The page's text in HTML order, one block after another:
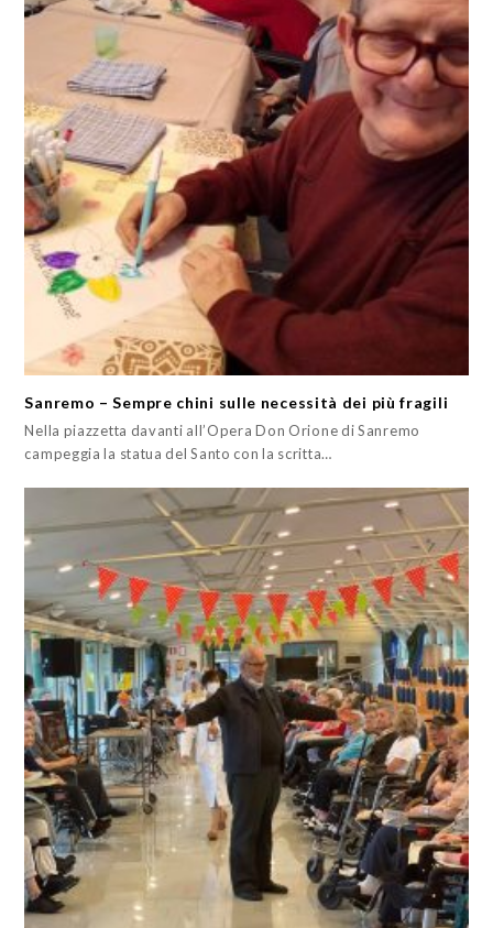
Sanremo – Sempre chini sulle necessità dei più fragili
Nella piazzetta davanti all’Opera Don Orione di Sanremo
campeggia la statua del Santo con la scritta…